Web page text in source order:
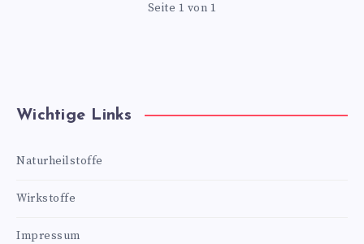
Seite 1 von 1
Wichtige Links
Naturheilstoffe
Wirkstoffe
Impressum